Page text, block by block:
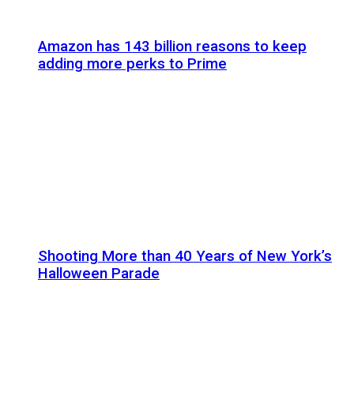
Amazon has 143 billion reasons to keep
adding more perks to Prime
Shooting More than 40 Years of New York’s
Halloween Parade